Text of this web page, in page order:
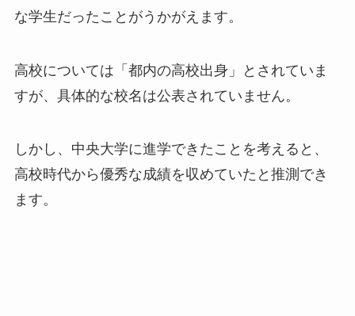
な学生だったことがうかがえます。
高校については「都内の高校出身」とされていま
すが、具体的な校名は公表されていません。
しかし、中央大学に進学できたことを考えると、
高校時代から優秀な成績を収めていたと推測でき
ます。